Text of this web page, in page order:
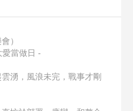
）
當做日 -
湧，風浪未完，戰事才剛